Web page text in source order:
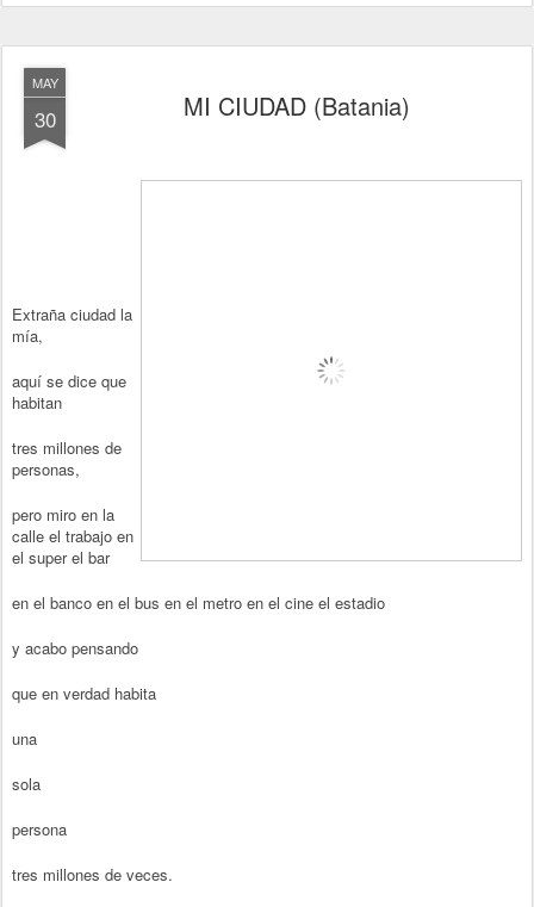
MAY
30 MI CIUDAD (Batania)
Extraña ciudad la
mía,
aquí se dice que
habitan
tres millones de
personas,
pero miro en la
calle el trabajo en
el super el bar
en el banco en el bus en el metro en el cine el estadio
y acabo pensando
que en verdad habita
una
sola
persona
tres millones de veces.